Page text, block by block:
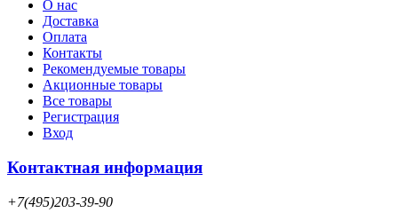
О нас
Доставка
Оплата
Контакты
Рекомендуемые товары
Акционные товары
Все товары
Регистрация
Вход
Контактная информация
+7(495)203-39-90